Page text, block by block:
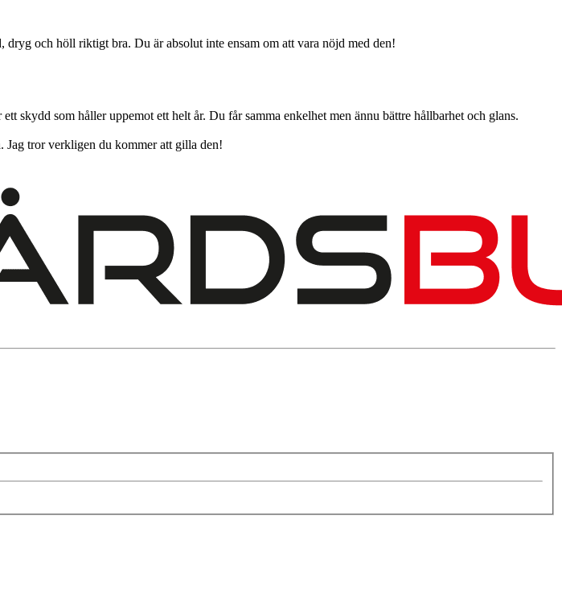
och höll riktigt bra. Du är absolut inte ensam om att vara nöjd med den!
skydd som håller uppemot ett helt år. Du får samma enkelhet men ännu bättre hållbarhet och glans.
tror verkligen du kommer att gilla den!